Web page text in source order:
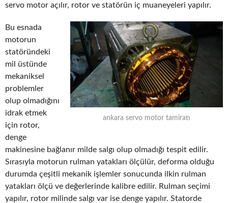
servo motor açılır, rotor ve statörün iç muaneyeleri yapılır.
ankara servo motor tamiratı
Bu esnada
motorun
statöründeki
mil üstünde
mekaniksel
problemler
olup olmadığını
idrak etmek
için rotor,
denge
makinesine bağlanır milde salgı olup olmadığı tespit edilir.
Sırasıyla motorun rulman yatakları ölçülür, deforma olduğu
durumda çeşitli mekanik işlemler sonucunda ilkin rulman
yatakları ölçü ve değerlerinde kalibre edilir. Rulman seçimi
yapılır, rotor milinde salgı var ise denge yapılır. Statorde